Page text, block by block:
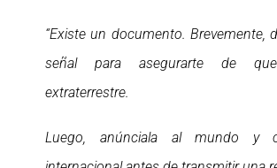
“Existe un documento. Brevemente,
señal para asegurarte de
extraterrestre.
Luego, anúnciala al mundo y